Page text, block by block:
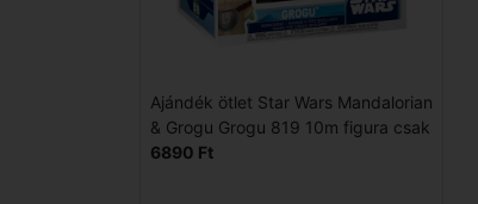
Ajándék ötlet Star Wars Mandalorian
& Grogu Grogu 819 10m figura csak
6890 Ft